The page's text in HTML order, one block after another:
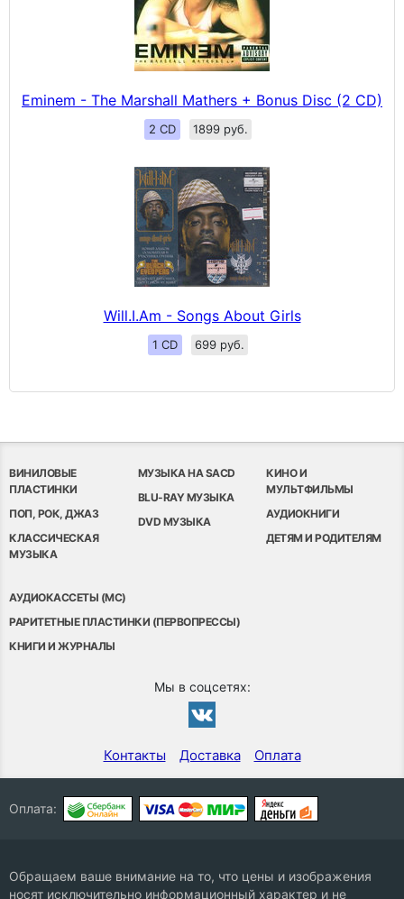
Eminem - The Marshall Mathers + Bonus Disc (2 CD)
2 CD 1899 руб.
Will.I.Am - Songs About Girls
1 CD 699 руб.
ВИНИЛОВЫЕ
ПЛАСТИНКИ
ПОП, РОК, ДЖАЗ
КЛАССИЧЕСКАЯ
МУЗЫКА
МУЗЫКА НА SACD
BLU-RAY МУЗЫКА
DVD МУЗЫКА
КИНО И
МУЛЬТФИЛЬМЫ
АУДИОКНИГИ
ДЕТЯМ И РОДИТЕЛЯМ
АУДИОКАССЕТЫ (MC)
РАРИТЕТНЫЕ ПЛАСТИНКИ (ПЕРВОПРЕССЫ)
КНИГИ И ЖУРНАЛЫ
Мы в соцсетях:
Контакты Доставка Оплата
Оплата:
Обращаем ваше внимание на то, что цены и изображения
носят исключительно информационный характер и не